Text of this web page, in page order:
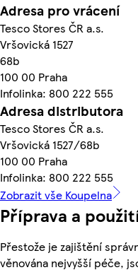
Adresa pro vrácení
Tesco Stores ČR a.s.
Vršovická 1527
68b
100 00 Praha
Infolinka: 800 222 555
Adresa distributora
Tesco Stores ČR a.s.
Vršovická 1527/68b
100 00 Praha
Infolinka: 800 222 555
Zobrazit vše Koupelna
Příprava a
Přestože je zajištění
věnována nejvyšší péče,